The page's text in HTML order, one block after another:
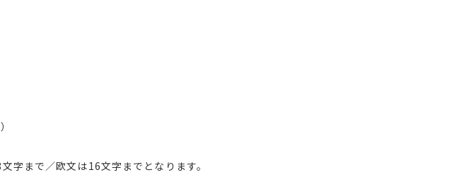
字まで／欧文は16文字までとなります。